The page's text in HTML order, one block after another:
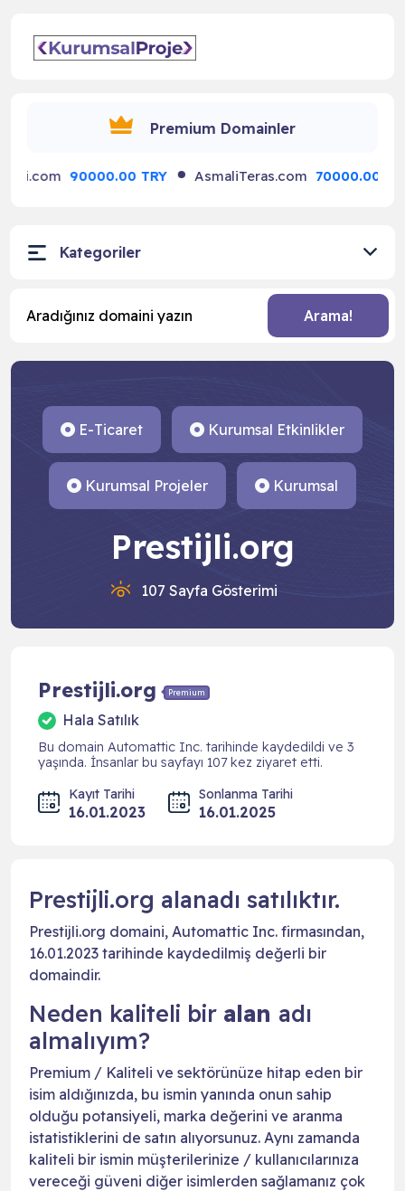
Premium Domainler
90000.00 TRY AsmaliTeras.com 70000.00 TRY
Kategoriler
Arama!
E-Ticaret Kurumsal Etkinlikler
Kurumsal Projeler Kurumsal
Prestijli.org
107 Sayfa Gösterimi
Prestijli.org Premium
Hala Satılık
Bu domain Automattic Inc. tarihinde kaydedildi ve 3
yaşında. İnsanlar bu sayfayı 107 kez ziyaret etti.
Kayıt Tarihi
16.01.2023
Sonlanma Tarihi
16.01.2025
Prestijli.org alanadı satılıktır.
Prestijli.org domaini, Automattic Inc. firmasından,
16.01.2023 tarihinde kaydedilmiş değerli bir
domaindir.
Neden kaliteli bir alan adı
almalıyım?
Premium / Kaliteli ve sektörünüze hitap eden bir
isim aldığınızda, bu ismin yanında onun sahip
olduğu potansiyeli, marka değerini ve aranma
istatistiklerini de satın alıyorsunuz. Aynı zamanda
kaliteli bir ismin müşterilerinize / kullanıcılarınıza
vereceği güveni diğer isimlerden sağlamanız çok